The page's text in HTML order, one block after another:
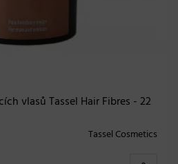
vlasů Tassel Hair Fibres - 22
Tassel Cosmetics